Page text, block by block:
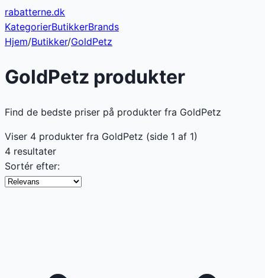
rabatterne.dk
KategorierButikkerBrands
Hjem/Butikker/GoldPetz
GoldPetz produkter
Find de bedste priser på produkter fra GoldPetz
Viser 4 produkter fra GoldPetz (side 1 af 1)
4 resultater
Sortér efter: